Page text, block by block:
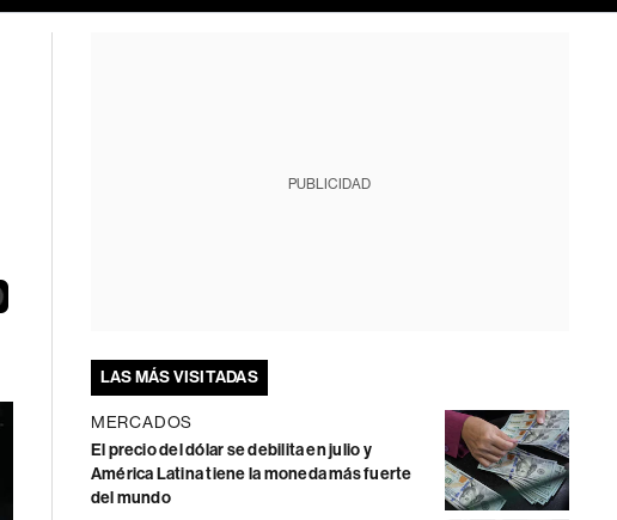
PUBLICIDAD
LAS MÁS VISITADAS
MERCADOS
El precio del dólar se debilita en julio y
América Latina tiene la moneda más fuerte
del mundo